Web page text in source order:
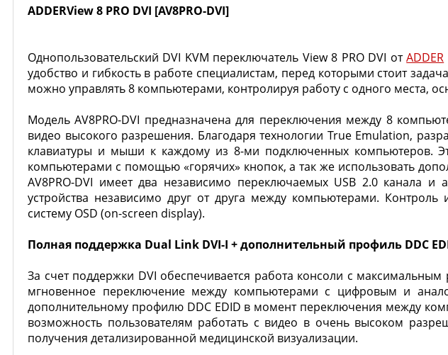
ADDERView 8 PRO DVI [AV8PRO-DVI]
Однопользовательский DVI KVM переключатель View 8 PRO DVI отADDER
удобство и гибкость в работе специалистам, перед которыми стоит
можно управлять 8 компьютерами, контролируя работу с одного места,
Модель АV8PRO-DVI предназначена для переключения между 8
видео высокого разрешения. Благодаря технологии True Emulation,
клавиатуры и мыши к каждому из 8-ми подключенных компьютеров.
компьютерами с помощью «горячих» кнопок, а так же использовать
АV8PRO-DVI имеет два независимо переключаемых USB 2.0 канала и
устройства независимо друг от друга между компьютерами.
систему OSD (on-screen display).
Полная поддержка Dual Link DVI-I + дополнительный профиль DDC
За счет поддержки DVI обеспечивается работа консоли с
мгновенное переключение между компьютерами с цифровым и
дополнительному профилю DDC EDID в момент переключения между
возможность пользователям работать с видео в очень высоком
получения детализированной медицинской визуализации.